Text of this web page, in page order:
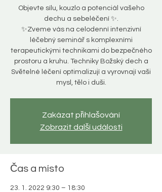
Objevte sílu, kouzlo a potenciál vašeho
dechu a sebeléčení ✨.
✨Zveme vás na celodenní intenzivní
léčebný seminář s komplexními
terapeutickými technikami do bezpečného
prostoru a kruhu. Techniky Božský dech a
Světelné léčení optimalizují a vyrovnají vaši
mysl, tělo i duši.
Zakázat přihlašování
Zobrazit další události
Čas a místo
23. 1. 2022 9:30 – 18:30